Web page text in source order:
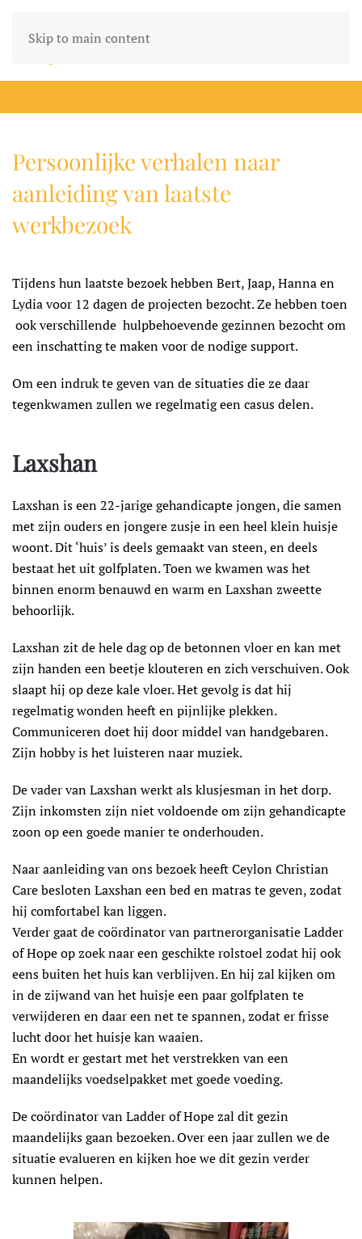
Skip to main content
Persoonlijke verhalen naar
aanleiding van laatste
werkbezoek
Tijdens hun laatste bezoek hebben Bert, Jaap, Hanna en
Lydia voor 12 dagen de projecten bezocht. Ze hebben toen
ook verschillende hulpbehoevende gezinnen bezocht om
een inschatting te maken voor de nodige support.
Om een indruk te geven van de situaties die ze daar
tegenkwamen zullen we regelmatig een casus delen.
Laxshan
Laxshan is een 22-jarige gehandicapte jongen, die samen
met zijn ouders en jongere zusje in een heel klein huisje
woont. Dit ‘huis’ is deels gemaakt van steen, en deels
bestaat het uit golfplaten. Toen we kwamen was het
binnen enorm benauwd en warm en Laxshan zweette
behoorlijk.
Laxshan zit de hele dag op de betonnen vloer en kan met
zijn handen een beetje klouteren en zich verschuiven. Ook
slaapt hij op deze kale vloer. Het gevolg is dat hij
regelmatig wonden heeft en pijnlijke plekken.
Communiceren doet hij door middel van handgebaren.
Zijn hobby is het luisteren naar muziek.
De vader van Laxshan werkt als klusjesman in het dorp.
Zijn inkomsten zijn niet voldoende om zijn gehandicapte
zoon op een goede manier te onderhouden.
Naar aanleiding van ons bezoek heeft Ceylon Christian
Care besloten Laxshan een bed en matras te geven, zodat
hij comfortabel kan liggen.
Verder gaat de coördinator van partnerorganisatie Ladder
of Hope op zoek naar een geschikte rolstoel zodat hij ook
eens buiten het huis kan verblijven. En hij zal kijken om
in de zijwand van het huisje een paar golfplaten te
verwijderen en daar een net te spannen, zodat er frisse
lucht door het huisje kan waaien.
En wordt er gestart met het verstrekken van een
maandelijks voedselpakket met goede voeding.
De coördinator van Ladder of Hope zal dit gezin
maandelijks gaan bezoeken. Over een jaar zullen we de
situatie evalueren en kijken hoe we dit gezin verder
kunnen helpen.